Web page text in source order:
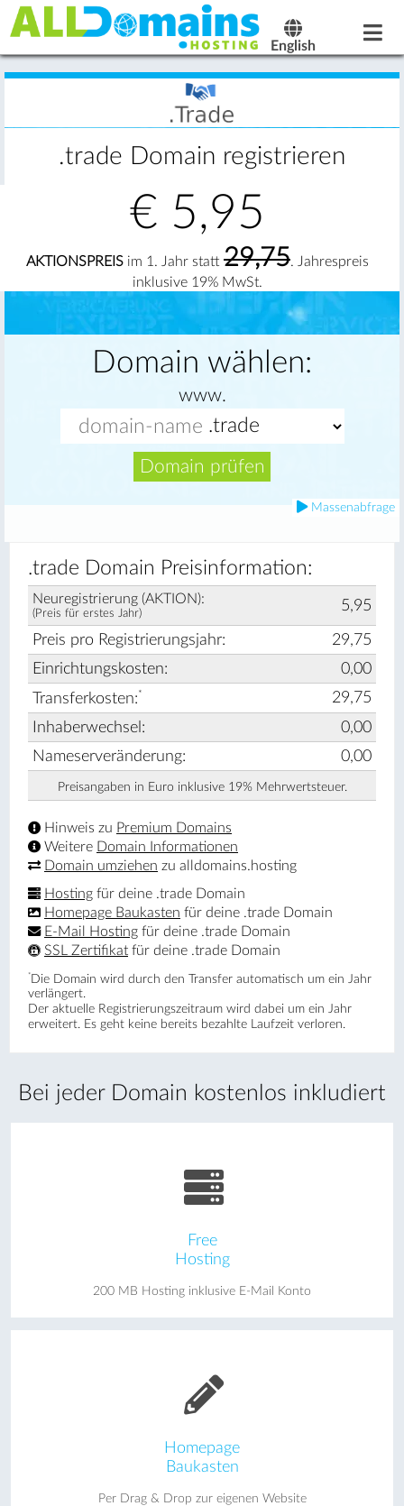
English
.trade Domain registrieren
€ 5,95
AKTIONSPREIS im 1. Jahr statt 29,75. Jahrespreis
inklusive 19% MwSt.
Domain wählen:
www.
Domain prüfen
Massenabfrage
Bei jeder Domain kostenlos inkludiert
Free
Hosting
200 MB Hosting inklusive E-Mail Konto
Homepage
Baukasten
Per Drag & Drop zur eigenen Website
.trade Domain Preisinformation:
Neuregistrierung (AKTION):
(Preis für erstes Jahr) 5,95
Preis pro Registrierungsjahr:
29,75
Einrichtungskosten:
0,00
Transferkosten:*
29,75
Inhaberwechsel:
0,00
Nameserveränderung:
0,00
Preisangaben in Euro inklusive 19% Mehrwertsteuer.
Hinweis zu Premium Domains
Weitere Domain Informationen
Domain umziehen zu alldomains.hosting
Hosting für deine .trade Domain
Homepage Baukasten für deine .trade Domain
E-Mail Hosting für deine .trade Domain
SSL Zertifikat für deine .trade Domain
* Die Domain wird durch den Transfer automatisch um ein Jahr
verlängert.
Der aktuelle Registrierungs­zeitraum wird dabei um ein Jahr
erweitert. Es geht keine bereits bezahlte Laufzeit verloren.